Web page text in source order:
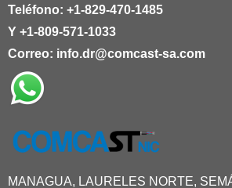
Teléfono: +1-829-470-1485
Y +1-809-571-1033
Correo: info.dr@comcast-sa.com
MANAGUA, LAURELES NORTE,